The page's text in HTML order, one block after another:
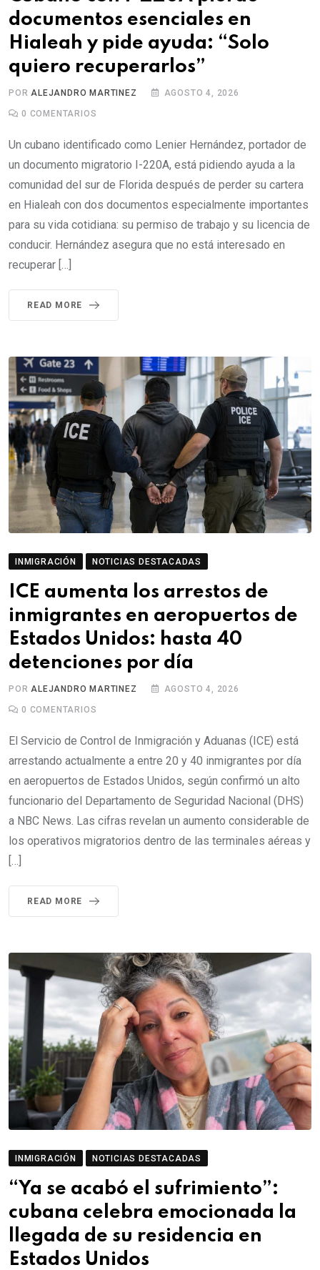
documentos esenciales en
Hialeah y pide ayuda: “Solo
quiero recuperarlos”
PORALEJANDRO MARTINEZ AGOSTO 4, 2026
0 COMENTARIOS
Un cubano identificado como Lenier Hernández, portador de
un documento migratorio I-220A, está pidiendo ayuda a la
comunidad del sur de Florida después de perder su cartera
en Hialeah con dos documentos especialmente importantes
para su vida cotidiana: su permiso de trabajo y su licencia de
conducir. Hernández asegura que no está interesado en
recuperar […]
READ MORE
INMIGRACIÓN NOTICIAS DESTACADAS
ICE aumenta los arrestos de
inmigrantes en aeropuertos de
Estados Unidos: hasta 40
detenciones por día
PORALEJANDRO MARTINEZ AGOSTO 4, 2026
0 COMENTARIOS
El Servicio de Control de Inmigración y Aduanas (ICE) está
arrestando actualmente a entre 20 y 40 inmigrantes por día
en aeropuertos de Estados Unidos, según confirmó un alto
funcionario del Departamento de Seguridad Nacional (DHS)
a NBC News. Las cifras revelan un aumento considerable de
los operativos migratorios dentro de las terminales aéreas y
[…]
READ MORE
INMIGRACIÓN NOTICIAS DESTACADAS
“Ya se acabó el sufrimiento”:
cubana celebra emocionada la
llegada de su residencia en
Estados Unidos